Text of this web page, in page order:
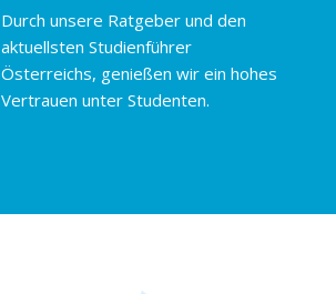
Durch unsere Ratgeber und den
aktuellsten Studienführer
Österreichs, genießen wir ein hohes
Vertrauen unter Studenten.